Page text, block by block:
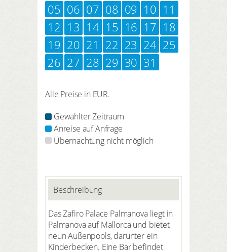
05 06 07 08 09 10 11
12 13 14 15 16 17 18
19 20 21 22 23 24 25
26 27 28 29 30 31
Alle Preise in EUR.
Gewählter Zeitraum
Anreise auf Anfrage
Übernachtung nicht möglich
Beschreibung
Das Zafiro Palace Palmanova liegt in
Palmanova auf Mallorca und bietet
neun Außenpools, darunter ein
Kinderbecken. Eine Bar befindet